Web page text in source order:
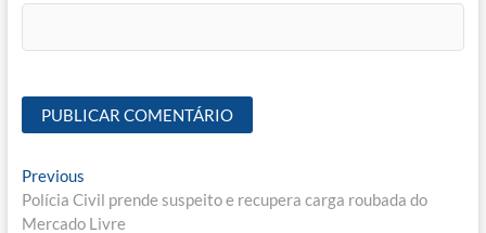
Navegação
de
PreviousPrevious
post:
Polícia Civil prende suspeito e recupera carga roubada do
Mercado Livre